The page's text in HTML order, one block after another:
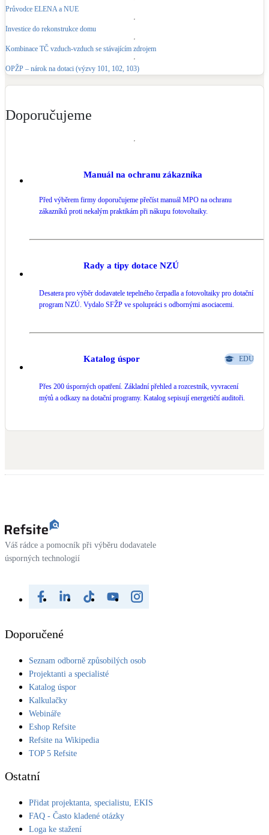
Hlavní zdroje vytápění
Stínicí technika
Kamna / krby
Retence deštové vody
Průvodce ELENA a NUE
Investice do rekonstrukce domu
Kombinace TČ vzduch-vzduch se stávajícím zdrojem
OPŽP – nárok na dotaci (výzvy 101, 102, 103)
Doporučujeme
Manuál na ochranu zákazníka
Před výběrem firmy doporučujeme přečíst manuál MPO na ochranu
zákazníků proti nekalým praktikám při nákupu fotovoltaiky.
Rady a tipy dotace NZÚ
Desatera pro výběr dodavatele tepelného čerpadla a fotovoltaiky pro dotační
program NZÚ. Vydalo SFŽP ve spolupráci s odbornými asociacemi.
Katalog úspor EDU
Přes 200 úsporných opatření. Základní přehled a rozcestník, vyvracení
mýtů a odkazy na dotační programy. Katalog sepisují energetičtí auditoři.
Váš rádce a pomocník při výběru dodavatele
úsporných technologií
Doporučené
Seznam odborně způsobilých osob
Projektanti a specialisté
Katalog úspor
Kalkulačky
Webináře
Eshop Refsite
Refsite na Wikipedia
TOP 5 Refsite
Ostatní
Přidat projektanta, specialistu, EKIS
FAQ - Často kladené otázky
Loga ke stažení